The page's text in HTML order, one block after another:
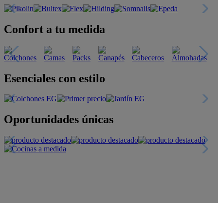
Confort a tu medida
Esenciales con estilo
Oportunidades únicas